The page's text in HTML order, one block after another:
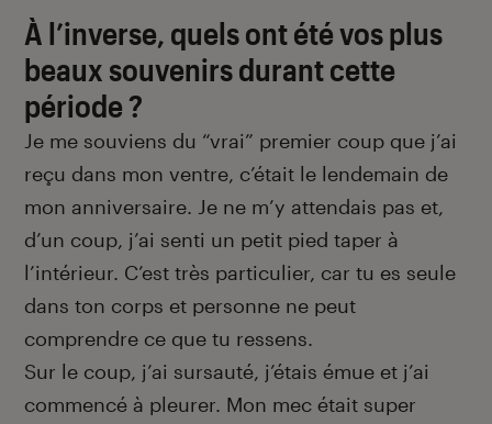
À l’inverse, quels ont été vos plus
beaux souvenirs durant cette
période ?
Je me souviens du “vrai” premier coup que j’ai
reçu dans mon ventre, c’était le lendemain de
mon anniversaire. Je ne m’y attendais pas et,
d’un coup, j’ai senti un petit pied taper à
l’intérieur. C’est très particulier, car tu es seule
dans ton corps et personne ne peut
comprendre ce que tu ressens.
Sur le coup, j’ai sursauté, j’étais émue et j’ai
commencé à pleurer. Mon mec était super